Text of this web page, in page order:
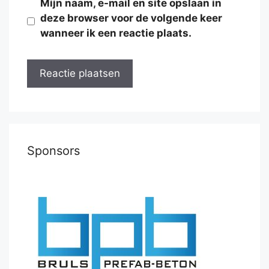
Mijn naam, e-mail en site opslaan in
deze browser voor de volgende keer
wanneer ik een reactie plaats.
Sponsors